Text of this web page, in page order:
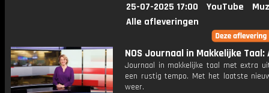
25-07-2025 17:00 YouTube
Alle afleveringen
NOS Journaal in Makkelijke Taal:
Journaal in makkelijke taal met extra
een rustig tempo. Met het laatste
weer.